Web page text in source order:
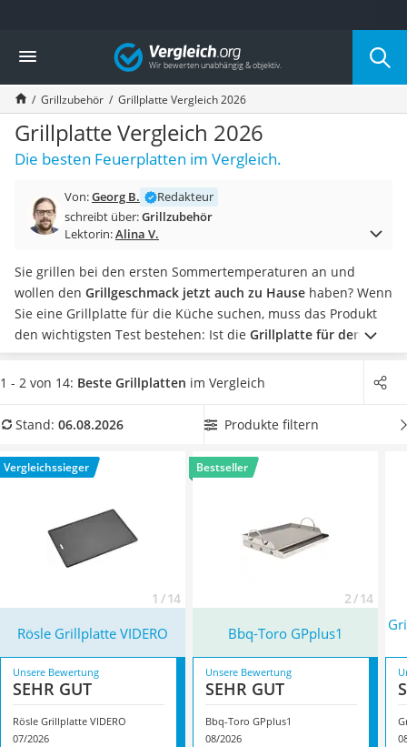
Die beliebtesten Vergleiche nach Kategorie
Baumarkt
Tresor feuerfest
Makita-Akku-Rasenmäher
Kappsäge
Smartes Türschloss
Akku-Rasentrimmer
Feuchtigkeitsmessgerät
Split-Klimaanlage 2 Innengeräte
Pelletofen
Tiefbrunnenpumpe
Fliesenschneider
Hochdruckreiniger
Doppelschleifer
Überwachungskamera
Benzinrasenmäher mit Elektrostart
Löschdecke
Winterharte Palmen
Gasdurchlauferhitzer
Vergleich
Grillzubehör Grillplatte Vergleich 2026
Grillplatte Vergleich 2026
Die besten Feuerplatten im Vergleich.
Von:Georg B.
Redakteur
schreibt über:Grillzubehör
Lektorin:Alina V.
Sie grillen bei den ersten Sommertemperaturen an und
wollen den Grillgeschmack jetzt auch zu Hause haben? Wenn
Sie eine Grillplatte für die Küche suchen, muss das Produkt
den wichtigsten Test bestehen: Ist die Grillplatte für den
Herdgeeignet? Finden Sie die für Sie beste Grillplatte in
unserer Vergleichstabelle. Aufs Material kommt es an: Als
auf andereMaterialien wie Edelstahlsetzen. Je nachdem,
Sinn – oder die Kombination aus beiden Varianten.
Überzeugt hat uns hier im August 2026 besonders das
1 - 2 von 14: Beste Grillplatten im Vergleich
Stand: 06.08.2026 Produkte filtern
Vergleichssieger
1 / 14
Bestseller
2 / 14
Rösle Grillplatte VIDERO Bbq-Toro GPplus1
Unsere Bewertung
SEHR GUT
Rösle Grillplatte VIDERO
07/2026
Unsere Bewertung
SEHR GUT
Bbq-Toro GPplus1
08/2026